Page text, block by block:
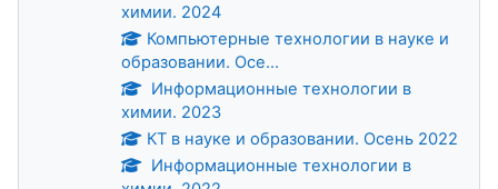
химии. 2024
Компьютерные технологии в науке и
образовании. Осе...
Информационные технологии в
химии. 2023
КТ в науке и образовании. Осень 2022
Информационные технологии в